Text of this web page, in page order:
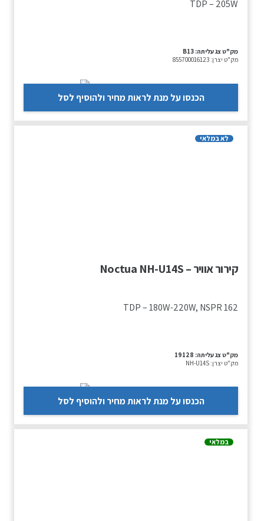
TDP – 205W
מק"ט צג עליתה: B13
מק"ט יצרן: 855700016123
הכנסו על מנת לראות מחיר ולהוסיף לסל
לא במלאי
קירור אוויר – Noctua NH-U14S
TDP – 180W-220W, NSPR 162
מק"ט צג עליתה: 19128
מק"ט יצרן: NH-U14S
הכנסו על מנת לראות מחיר ולהוסיף לסל
במלאי